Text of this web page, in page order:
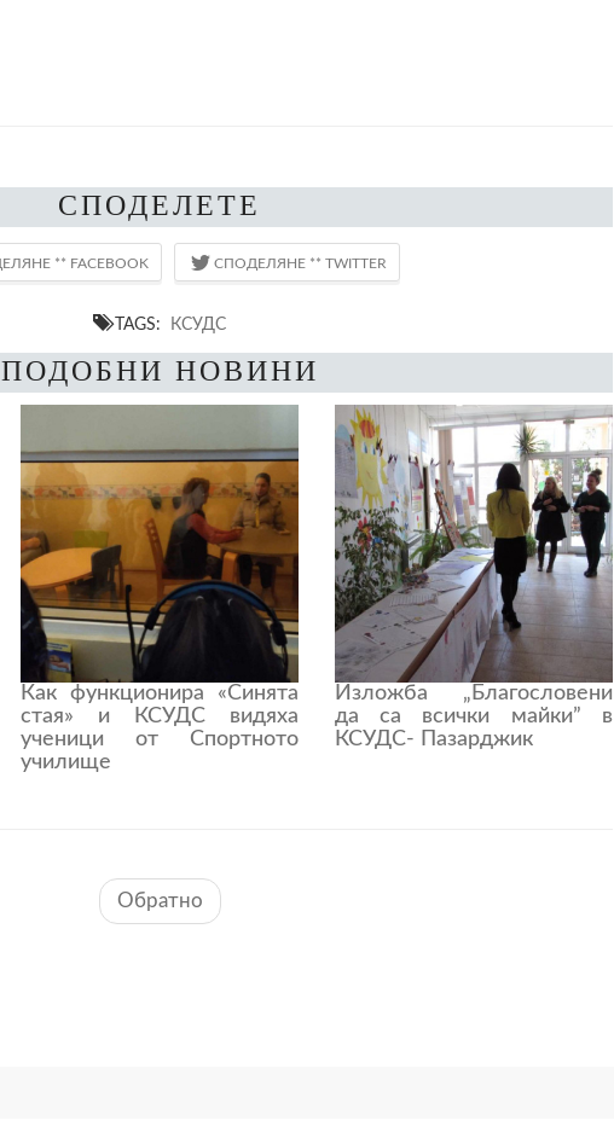
СПОДЕЛЕТЕ
TAGS: КСУДС
ПОДОБНИ НОВИНИ
Как функционира «Синята
стая» и КСУДС видяха
ученици от Спортното
училище
Изложба „Благословени
да са всички майки” в
КСУДС- Пазарджик
Обратно